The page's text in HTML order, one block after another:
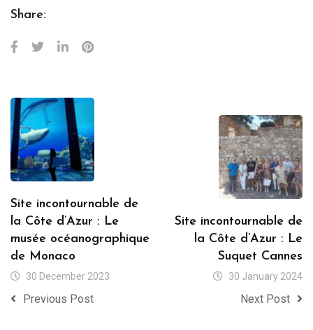
Share:
Site incontournable de
la Côte d’Azur : Le
musée océanographique
de Monaco
30 December 2023
Previous Post
Site incontournable de
la Côte d’Azur : Le
Suquet Cannes
30 January 2024
Next Post